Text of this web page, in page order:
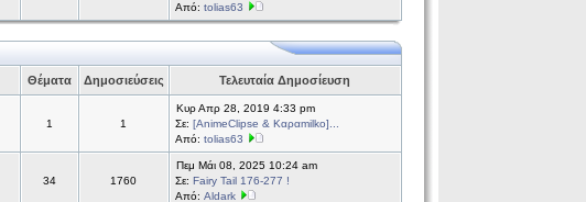
Από: tolias63
Θέματα Δημοσιεύσεις Τελευταία Δημοσίευση
1 1
Κυρ Απρ 28, 2019 4:33 pm
Σε: [AnimeClipse & Καραmilko]...
Από: tolias63
34 1760
Πεμ Μάι 08, 2025 10:24 am
Σε: Fairy Tail 176-277 !
Από: Aldark